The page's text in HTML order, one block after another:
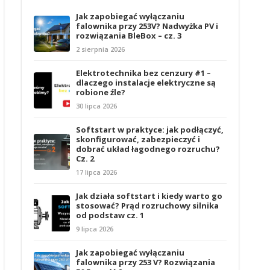
Jak zapobiegać wyłączaniu
falownika przy 253V? Nadwyżka PV i
rozwiązania BleBox – cz. 3
2 sierpnia 2026
Elektrotechnika bez cenzury #1 –
dlaczego instalacje elektryczne są
robione źle?
30 lipca 2026
Softstart w praktyce: jak podłączyć,
skonfigurować, zabezpieczyć i
dobrać układ łagodnego rozruchu?
Cz. 2
17 lipca 2026
Jak działa softstart i kiedy warto go
stosować? Prąd rozruchowy silnika
od podstaw cz. 1
9 lipca 2026
Jak zapobiegać wyłączaniu
falownika przy 253 V? Rozwiązania